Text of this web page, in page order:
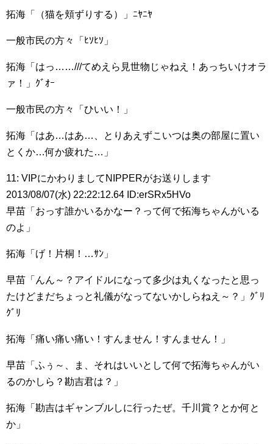
拓海「（猫を頬ずりする）」ﾆﾔﾆﾔ
一般市民の方々「ﾋｿﾋｿ」
拓海「はっ……///てめえら見世物じゃねえ！あっちいけオラ
ァ！」ｸﾞｵｰ
一般市民の方々「ひいい！」
拓海「はあ…はあ…、とりあえずこいつは奥の部屋に置い
とくか…何か疲れた…」
11: VIPにかわりましてNIPPERがお送りします
2013/08/07(水) 22:22:12.64 ID:erSRx5HVo
早苗「おっす誰かいるかなー？って何で拓海ちゃんがいる
のよ」
拓海「げ！片桐！…ｻﾝ」
早苗「んん～？アイドルになって多少は丸くなったと思っ
たけどまだちょっと礼儀がなってないかしらねえ～？」ｸﾞﾘ
ｸﾞﾘ
拓海「痛い痛い痛い！すんません！すんません！」
早苗「ふぅ～、ま、それはいいとして何で拓海ちゃんがい
るのかしら？勘吉君は？」
拓海「勘吉はギャンブルしに行ったぜ。千川賞？とか何と
か」